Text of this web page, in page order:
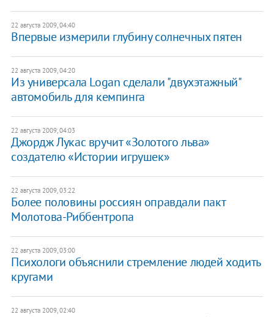
22 августа 2009, 04:40
Впервые измерили глубину солнечных пятен
22 августа 2009, 04:20
Из универсала Logan сделали "двухэтажный"
автомобиль для кемпинга
22 августа 2009, 04:03
Джордж Лукас вручит «Золотого льва»
создателю «Истории игрушек»
22 августа 2009, 03:22
Более половины россиян оправдали пакт
Молотова-Риббентропа
22 августа 2009, 03:00
Психологи объяснили стремление людей ходить
кругами
22 августа 2009, 02:40